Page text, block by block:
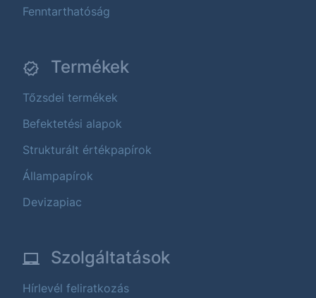
Fenntarthatóság
Termékek
Tőzsdei termékek
Befektetési alapok
Strukturált értékpapírok
Állampapírok
Devizapiac
Szolgáltatások
Hírlevél feliratkozás